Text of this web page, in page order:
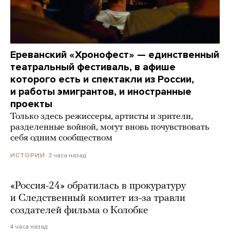
Ереванский «Хронофест» — единственный
театральный фестиваль, в афише
которого есть и спектакли из России,
и работы эмигрантов, и иностранные
проекты
Только здесь режиссеры, артисты и зрители,
разделенные войной, могут вновь почувствовать
себя одним сообществом
ИСТОРИИ 3 часа назад
«Россия-24» обратилась в прокуратуру
и Следственный комитет из-за травли
создателей фильма о Колобке
4 часа назад